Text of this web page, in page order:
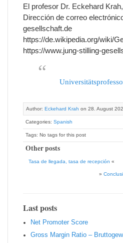
El profesor Dr. Eckehard
Dirección de correo
gesellschaft.de
https://de.wikipedia.org/wiki/
https://www.jung-stilling-
Author: Eckehard Krah on 28. August
Categories: Spanish
Tags: No tags for this post
Other posts
Tasa de llegada, tasa de recepción «
»
Last posts
Net Promoter Score
Gro ss Margin Ratio –